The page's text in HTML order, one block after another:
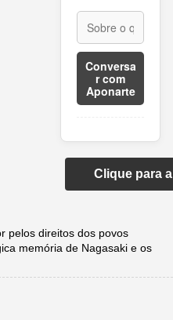
Conversa
r com
Aponarte
Clique para
pelos direitos dos povos
memória de Nagasaki e os